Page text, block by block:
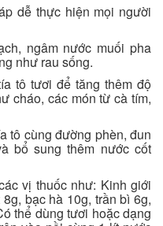
dễ thực hiện mọi người
ngâm nước muối pha
như rau sống.
tô tươi để tăng thêm độ
cháo, các món từ cà tím,
tô cùng đường phèn, đun
bổ sung thêm nước cốt
vị thuốc như: Kinh giới
bạc hà 10g, trần bì 6g,
thể dùng tươi hoặc dạng